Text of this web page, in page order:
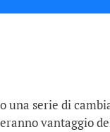
una serie di
vantaggio